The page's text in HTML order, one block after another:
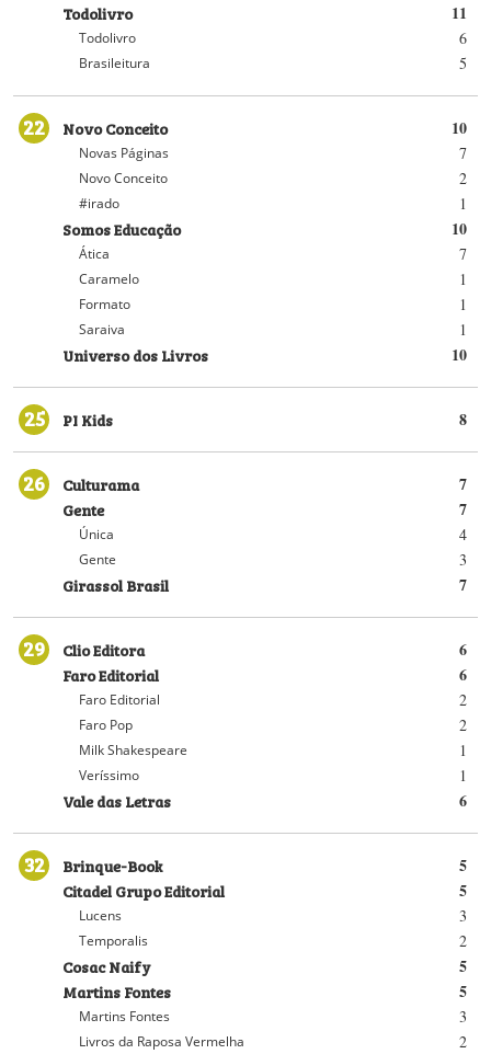
11
Todolivro
6
Todolivro
5
Brasileitura
22 10
Novo Conceito
7
Novas Páginas
2
Novo Conceito
1
#irado
10
Somos Educação
7
Ática
1
Caramelo
1
Formato
1
Saraiva
10
Universo dos Livros
25 8
PI Kids
26 7
Culturama
7
Gente
4
Única
3
Gente
7
Girassol Brasil
29 6
Clio Editora
6
Faro Editorial
2
Faro Editorial
2
Faro Pop
1
Milk Shakespeare
1
Veríssimo
6
Vale das Letras
32 5
Brinque-Book
5
Citadel Grupo Editorial
3
Lucens
2
Temporalis
5
Cosac Naify
5
Martins Fontes
3
Martins Fontes
2
Livros da Raposa Vermelha